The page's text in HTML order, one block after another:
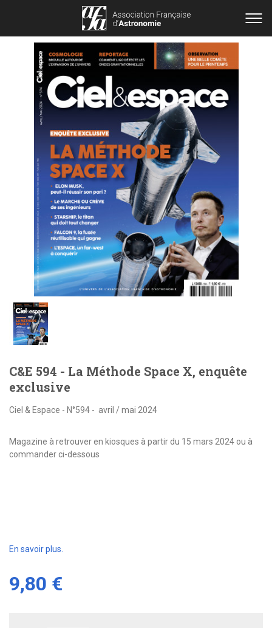
C&E 594 - La Méthode Space X, enquête
exclusive
Ciel & Espace - N°594 - avril / mai 2024
Magazine à retrouver en kiosques à partir du 15 mars 2024 ou à
commander ci-dessous
En savoir plus.
9,80 €